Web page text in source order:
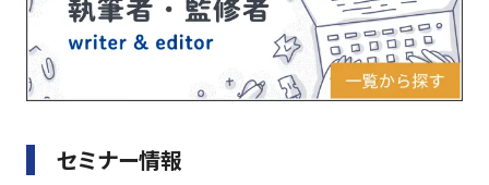
セミナー情報